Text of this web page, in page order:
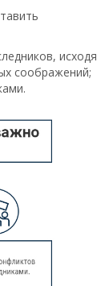
исходя
соображений;